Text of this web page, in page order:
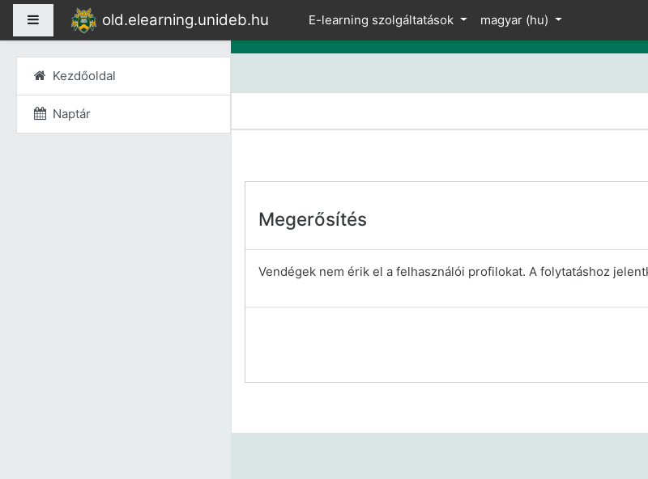
Oldalpanel old.elearning.unideb.hu E-learning szolgáltatások magyar ‎(hu)‎
Megerősítés
Vendégek nem érik el a felhasználói profilokat. A folytatáshoz
Kezdőoldal
Naptár